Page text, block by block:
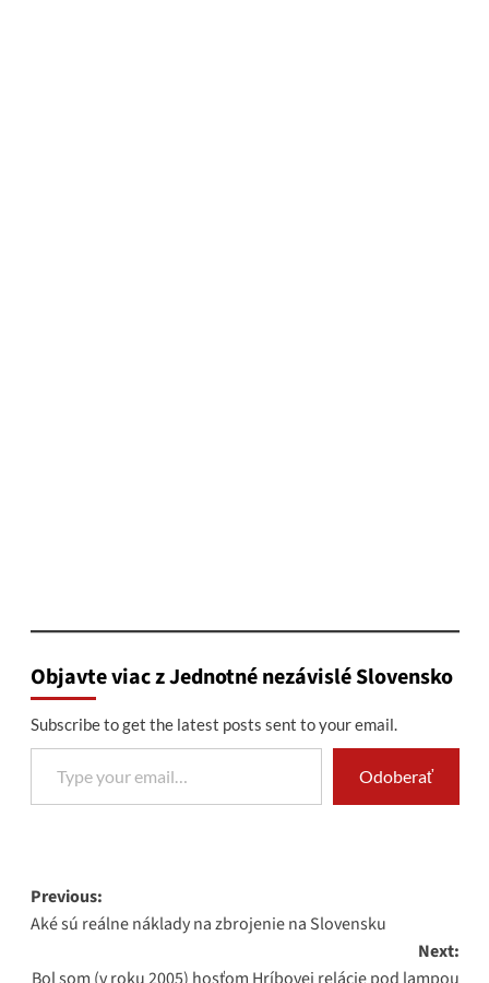
Objavte viac z Jednotné nezávislé Slovensko
Subscribe to get the latest posts sent to your email.
Type your email…
Odoberať
Post
navigation
Previous:
Aké sú reálne náklady na zbrojenie na Slovensku
Next: